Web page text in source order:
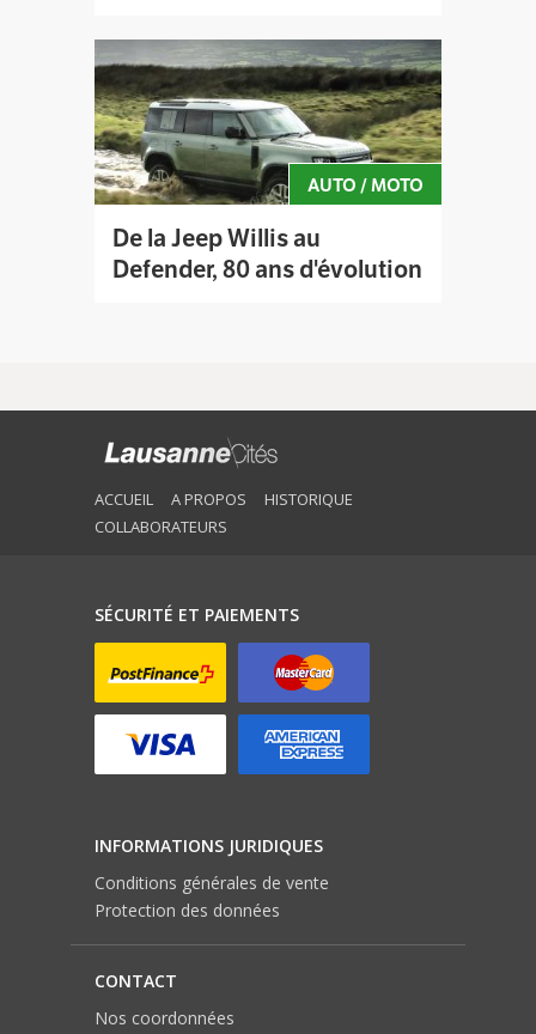
AUTO / MOTO
De la Jeep Willis au
Defender, 80 ans d'évolution
ACCUEIL A PROPOS
HISTORIQUE
COLLABORATEURS
SÉCURITÉ ET PAIEMENTS
INFORMATIONS JURIDIQUES
Conditions générales de vente
Protection des données
CONTACT
Nos coordonnées